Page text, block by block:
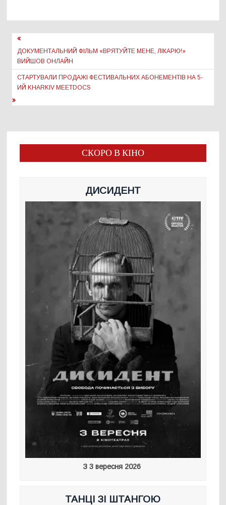
Навігація
записів
ДОКУМЕНТАЛЬНИЙ ФІЛЬМ «ВРЯТУЙТЕ МЕНЕ, ЛІКАРЮ!»
ВИЙШОВ ОНЛАЙН
СТАРТУВАЛИ ПРОДАЖІ ФЕСТИВАЛЬНИХ АБОНЕМЕНТІВ НА 5-
ИЙ KHARKIV MEETDOCS
СКОРО В КІНО
ДИСИДЕНТ
З 3 вересня 2026
ТАНЦІ ЗІ ШТАНГОЮ